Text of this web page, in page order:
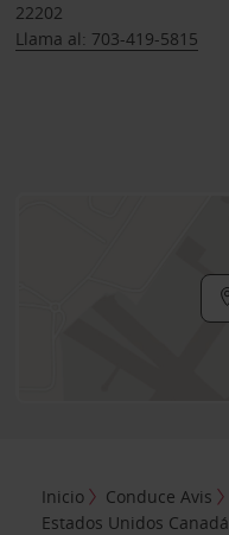
22202
Llama al: 703-419-5815
Inicio Conduce Avis
Estados Unidos Canadá